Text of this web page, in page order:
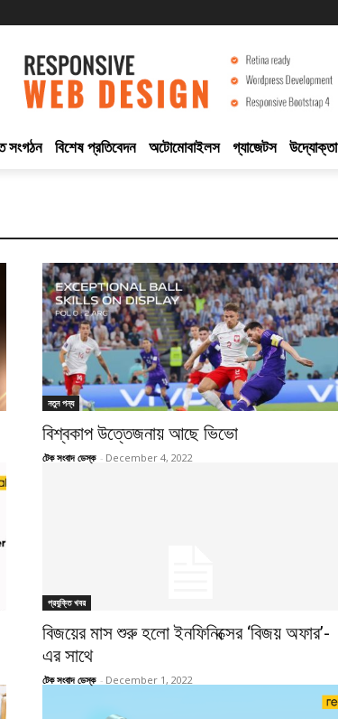
সংগঠন বিশেষ প্রতিবেদন অটোমোবাইলস গ্যাজেটস উদ্যোক্তা
নতুন পন্য
বিশ্বকাপ উত্তেজনায় আছে ভিভো
টেক সংবাদ ডেস্ক - December 4, 2022
প্রযুক্তি খবর
বিজয়ের মাস শুরু হলো ইনফিনিক্সের ‘বিজয় অফার’-
এর সাথে
টেক সংবাদ ডেস্ক - December 1, 2022